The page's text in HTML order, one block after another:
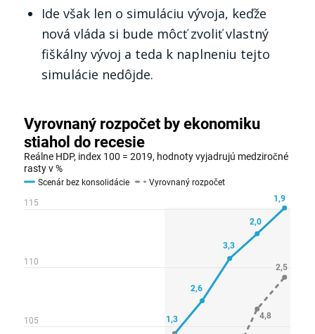
Ide však len o simuláciu vývoja, keďže
nová vláda si bude môcť zvoliť vlastný
fiškálny vývoj a teda k naplneniu tejto
simulácie nedôjde.